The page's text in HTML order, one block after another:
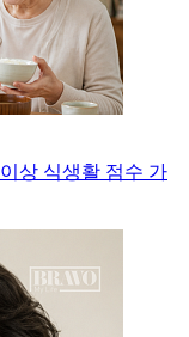
상 식생활 점수 가